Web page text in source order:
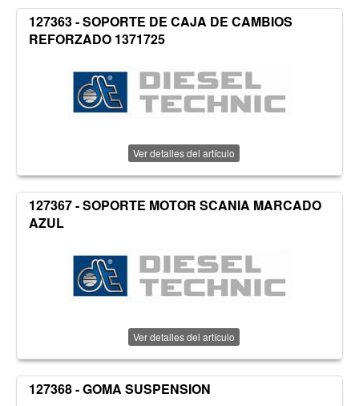
127363 - SOPORTE DE CAJA DE CAMBIOS
REFORZADO 1371725
Ver detalles del artículo
127367 - SOPORTE MOTOR SCANIA MARCADO
AZUL
Ver detalles del artículo
127368 - GOMA SUSPENSION